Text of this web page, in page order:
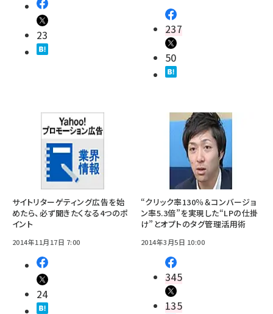
23
237
50
サイトリターゲティング広告を始
めたら、必ず聞きたくなる4つのポ
イント
2014年11月17日 7:00
24
“クリック率130％＆コンバージョ
ン率5.3倍”を実現した“LPの仕掛
け”とオプトのタグ管理活用術
2014年3月5日 10:00
345
135